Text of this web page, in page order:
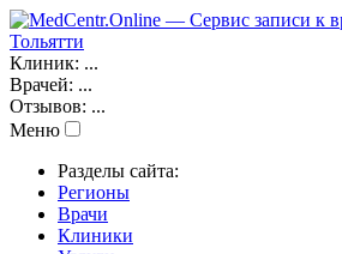
Тольятти
Клиник: ...
Врачей: ...
Отзывов: ...
Меню
Разделы сайта:
Регионы
Врачи
Клиники